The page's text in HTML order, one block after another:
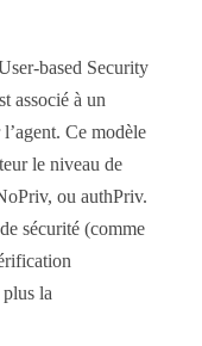
based Security
associé à un
Ce modèle
le niveau de
ou authPriv.
sécurité (comme
la